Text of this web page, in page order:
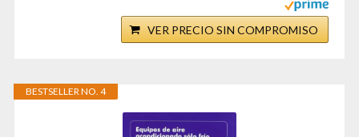
VER PRECIO SIN COMPROMISO
BESTSELLER NO. 4